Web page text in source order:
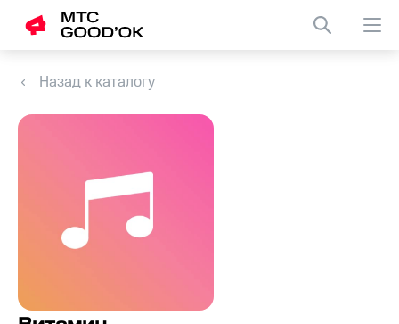
Назад к каталогу